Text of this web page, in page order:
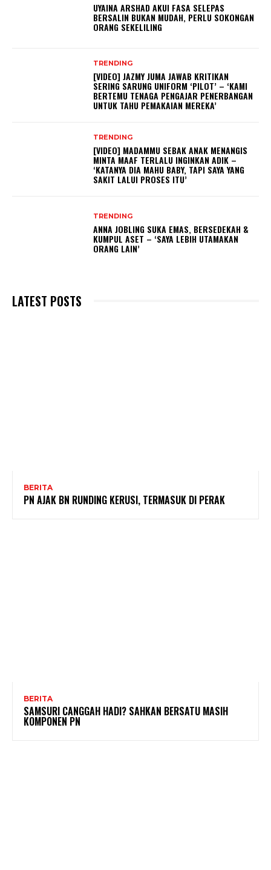
UYAINA ARSHAD AKUI FASA SELEPAS
BERSALIN BUKAN MUDAH, PERLU SOKONGAN
ORANG SEKELILING
TRENDING
[VIDEO] JAZMY JUMA JAWAB KRITIKAN
SERING SARUNG UNIFORM ‘PILOT’ – ‘KAMI
BERTEMU TENAGA PENGAJAR PENERBANGAN
UNTUK TAHU PEMAKAIAN MEREKA’
TRENDING
[VIDEO] MADAMMU SEBAK ANAK MENANGIS
MINTA MAAF TERLALU INGINKAN ADIK –
‘KATANYA DIA MAHU BABY, TAPI SAYA YANG
SAKIT LALUI PROSES ITU’
TRENDING
ANNA JOBLING SUKA EMAS, BERSEDEKAH &
KUMPUL ASET – ‘SAYA LEBIH UTAMAKAN
ORANG LAIN’
LATEST POSTS
BERITA
PN AJAK BN RUNDING KERUSI, TERMASUK DI PERAK
BERITA
SAMSURI CANGGAH HADI? SAHKAN BERSATU MASIH
KOMPONEN PN